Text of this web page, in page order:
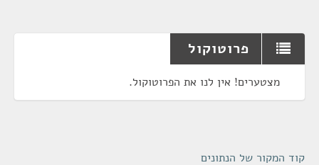
פרוטוקול
מצטערים! אין לנו את הפרוטוקול.
קוד המקור של הנתונים